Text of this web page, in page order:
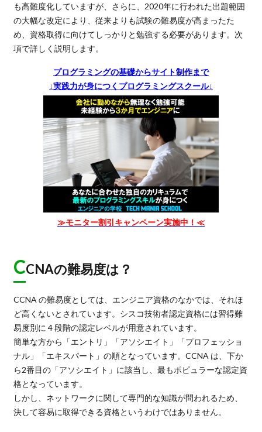
も高難度化していますが、さらに、2020年に行われた出題範囲
の大幅な改定により、従来よりも試験の難易度が高まったた
め、資格取得に向けてしっかりと勉強する必要があります。次
項で詳しく説明します。
プログラミングの基礎からサイト制作まで
↓実践力が身につくプログラミングスクール↓
≫モニター割引キャンペーン実施中！≪
CCNAの難易度は？
CCNA の難易度としては、エンジニア資格のなかでは、それほ
ど高くないとされています。シスコ技術者認定資格には習得難
易度別に 4 段階の認定レベルが用意されています。
簡単な方から「エントリ」「アソシエイト」「プロフェッショ
ナル」「エキスパート」の順となっています。CCNA は、下か
ら2番目の「アソシエイト」に該当し、最もポピュラーな認定資
格となっています。
しかし、ネットワークに関して専門的な知識が問われるため、
決して容易に取得できる資格というわけではありません。